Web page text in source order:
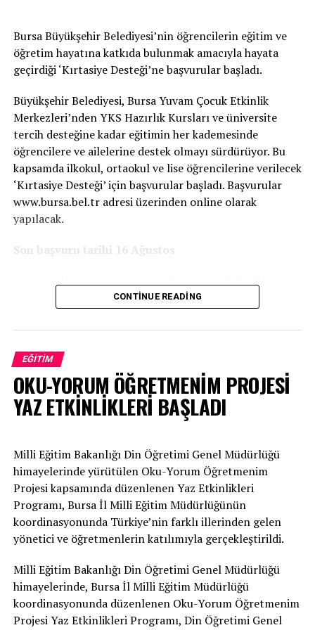
katkılardan dolayı teşekkür ediyoruz.” dedi.
Karacabey Ticaret Borsası Yönetim Kurulu Üyesi Aytaç
Şahin ise, “Borsamız eğitime verdiği önemle öne çıkan
kurumlardandır. Okullarımızda belirlenen ihtiyaçlı
öğrencilerimize Borsamız ve Birliğimizin katkılarıyla 800
çift bot alarak Karacabey İlçe Milli Eğitim Müdürlüğü’ne
teslim ettik. Bizler her zaman geleceğimiz olan
çocuklarımıza imkânlarımız çerçevesinde destek olmaya
devam edeceğiz.” açıklamasında bulundu. Eğitime büyük
önem verdiklerini ifade eden Karacabey Ticaret Borsası
Meclis Üyesi Fatih Burhan da yaptığı açıklamada,
“Borsamız eğitime olan desteklerini devam ettirmekte.
Borsa olarak eğitime ve dolayısıyla geleceğimizin
diye konuştu.
RELATED TOPICS:
UP NEXT
SÜTAŞ DEV PROJENİN TEMSİLCİSİ OLDU!
YENİDEN HAYAT BULDU!
Bursa Büyükşehir Belediyesi’nin öğrencilerin eğitim ve
öğretim hayatına katkıda bulunmak amacıyla hayata
geçirdiği ‘Kırtasiye Desteği’ne başvurular başladı.
Büyükşehir Belediyesi, Bursa Yuvam Çocuk Etkinlik
Merkezleri’nden YKS Hazırlık Kursları ve üniversite
tercih desteğine kadar eğitimin her kademesinde
öğrencilere ve ailelerine destek olmayı sürdürüyor. Bu
kapsamda ilkokul, ortaokul ve lise öğrencilerine verilecek
‘Kırtasiye Desteği’ için başvurular başladı. Başvurular
www.bursa.bel.tr adresi üzerinden online olarak
yapılacak.
Son başvuru tarihi 16 Ağustos
bizzat başvuru yapması gerekiyor. İlkokul, ortaokul ve
kimlik bilgileriyle 3-16 Ağustos tarihleri arasında
başvuru yapabilecek. Okul öncesi, anaokulu ya da açık
öğretim ortaokul ve açık öğretim lise öğrencisi için kayıt
yapanların başvuruları ise değerlendirmeye
alınmayacak.
Öğrencilerin ihtiyaç duyduğu kırtasiye malzemelerine
daha kolay ulaşabilmeleri ve ailelerin eğitim
harcamalarına katkıda bulunmak amacıyla kırtasiye
desteğini sürdürdüklerini belirten Bursa Büyükşehir
Belediyesi Başkan Vekili Şahin Biba, “Eğitime yapılan her
yatırım, Bursa’nın ve ülkemizin geleceğine yapılan en
değerli yatırımdır. Öğrencilerimizin ve ailelerinin
yanında olmaya devam edeceğiz. Tüm öğrencilerimize
başarılı ve sağlıklı bir eğitim yılı diliyorum” dedi.
CONTINUE READING
EĞITIM
OKU-YORUM ÖĞRETMENİM PROJESİ
YAZ ETKİNLİKLERİ BAŞLADI
Milli Eğitim Bakanlığı Din Öğretimi Genel Müdürlüğü
himayelerinde yürütülen Oku-Yorum Öğretmenim
Projesi kapsamında düzenlenen Yaz Etkinlikleri
Programı, Bursa İl Milli Eğitim Müdürlüğünün
koordinasyonunda Türkiye’nin farklı illerinden gelen
yönetici ve öğretmenlerin katılımıyla gerçekleştirildi.
Milli Eğitim Bakanlığı Din Öğretimi Genel Müdürlüğü
himayelerinde, Bursa İl Milli Eğitim Müdürlüğü
koordinasyonunda düzenlenen Oku-Yorum Öğretmenim
Projesi Yaz Etkinlikleri Programı, Din Öğretimi Genel